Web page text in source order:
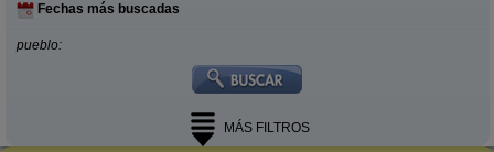
Fechas más buscadas
pueblo:
MÁS FILTROS